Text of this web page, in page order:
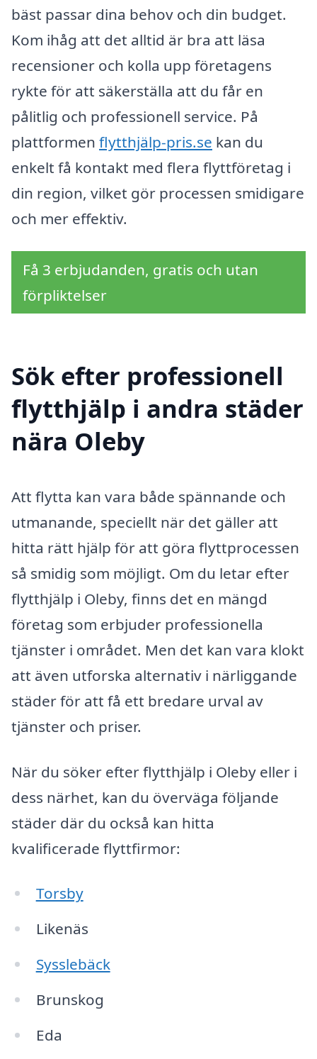
bäst passar dina behov och din budget.
Kom ihåg att det alltid är bra att läsa
recensioner och kolla upp företagens
rykte för att säkerställa att du får en
pålitlig och professionell service. På
plattformen flytthjälp-pris.se kan du
enkelt få kontakt med flera flyttföretag i
din region, vilket gör processen smidigare
och mer effektiv.
Få 3 erbjudanden, gratis och utan
förpliktelser
Sök efter professionell
flytthjälp i andra städer
nära Oleby
Att flytta kan vara både spännande och
utmanande, speciellt när det gäller att
hitta rätt hjälp för att göra flyttprocessen
så smidig som möjligt. Om du letar efter
flytthjälp i Oleby, finns det en mängd
företag som erbjuder professionella
tjänster i området. Men det kan vara klokt
att även utforska alternativ i närliggande
städer för att få ett bredare urval av
tjänster och priser.
När du söker efter flytthjälp i Oleby eller i
dess närhet, kan du överväga följande
städer där du också kan hitta
kvalificerade flyttfirmor:
Torsby
Likenäs
Sysslebäck
Brunskog
Eda